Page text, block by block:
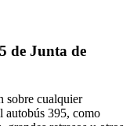
de Junta de
sobre cualquier
autobús 395, como